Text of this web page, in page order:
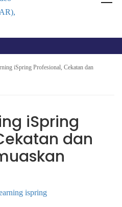
iSpring Profesional, Cekatan dan
iSpring
dan